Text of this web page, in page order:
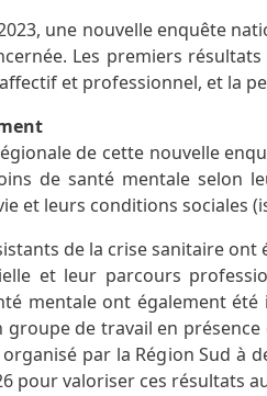
une nouvelle enquête
Les premiers
et professionnel, et la
de cette nouvelle
de santé mentale selon
et leurs conditions sociales
de la crise sanitaire
et leur parcours
mentale ont également
de travail en présence
par la Région Sud à
pour valoriser ces résultats